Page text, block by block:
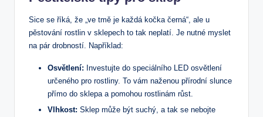
Sice se říká, že „ve tmě⁣ je každá kočka⁢ černá“, ale u⁤
pěstování rostlin v sklepech to tak neplatí.⁤ Je ⁢nutné myslet
na pár drobností. Například:
Osvětlení: Investujte do speciálního LED osvětlení
určeného pro rostliny. To vám naženou přírodní slunce
přímo do sklepa a pomohou rostlinám růst.
Vlhkost: Sklep může být suchý, a tak se nebojte